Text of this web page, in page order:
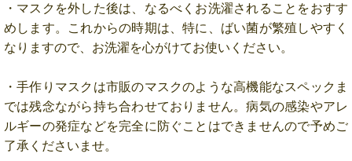
・マスクを外した後は、なるべくお洗濯されることをおすす
めします。これからの時期は、特に、ばい菌が繁殖しやすく
なりますので、お洗濯を心がけてお使いください。
・手作りマスクは市販のマスクのような高機能なスペックま
では残念ながら持ち合わせておりません。病気の感染やアレ
ルギーの発症などを完全に防ぐことはできませんので予めご
了承くださいませ。